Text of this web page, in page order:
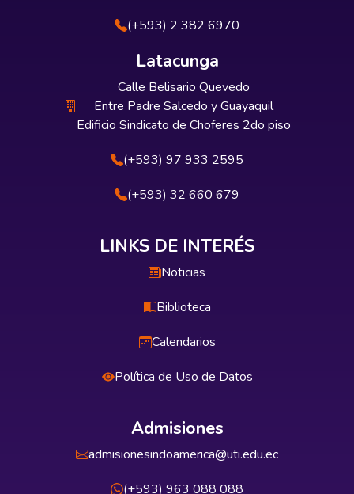
(+593) 2 382 6970
Latacunga
Calle Belisario Quevedo
Entre Padre Salcedo y Guayaquil
Edificio Sindicato de Choferes 2do piso
(+593) 97 933 2595
(+593) 32 660 679
LINKS DE INTERÉS
Noticias
Biblioteca
Calendarios
Política de Uso de Datos
Admisiones
admisionesindoamerica@uti.edu.ec
(+593) 963 088 088